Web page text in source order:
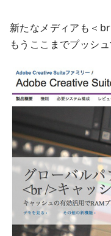
新たなメディアも＜
もうここまでプッシ